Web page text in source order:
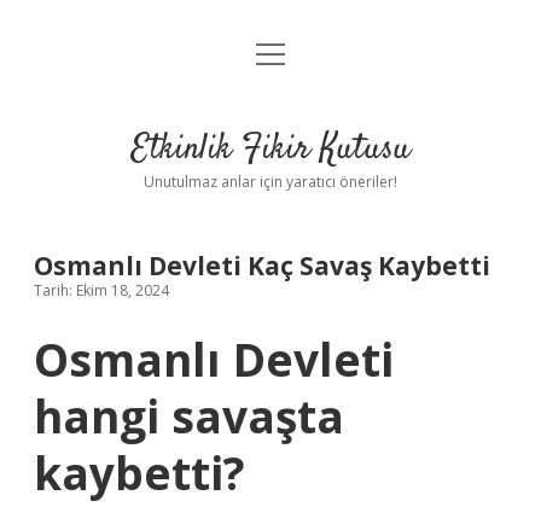
Anasayfa
Yasal Uyarı
menüyü
Etkinlik Fikir Kutusu
Unutulmaz anlar için yaratıcı öneriler!
Osmanlı Devleti Kaç Savaş Kaybetti
Tarih: Ekim 18, 2024
Osmanlı Devleti
hangi savaşta
kaybetti?